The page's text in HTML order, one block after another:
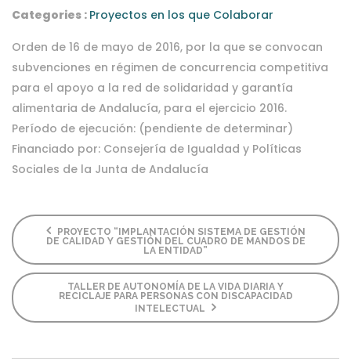
Categories : Proyectos en los que Colaborar
Orden de 16 de mayo de 2016, por la que se convocan
subvenciones en régimen de concurrencia competitiva
para el apoyo a la red de solidaridad y garantía
alimentaria de Andalucía, para el ejercicio 2016.
Período de ejecución: (pendiente de determinar)
Financiado por: Consejería de Igualdad y Políticas
Sociales de la Junta de Andalucía
PROYECTO “IMPLANTACIÓN SISTEMA DE GESTIÓN
DE CALIDAD Y GESTIÓN DEL CUADRO DE MANDOS DE
LA ENTIDAD”
TALLER DE AUTONOMÍA DE LA VIDA DIARIA Y
RECICLAJE PARA PERSONAS CON DISCAPACIDAD
INTELECTUAL